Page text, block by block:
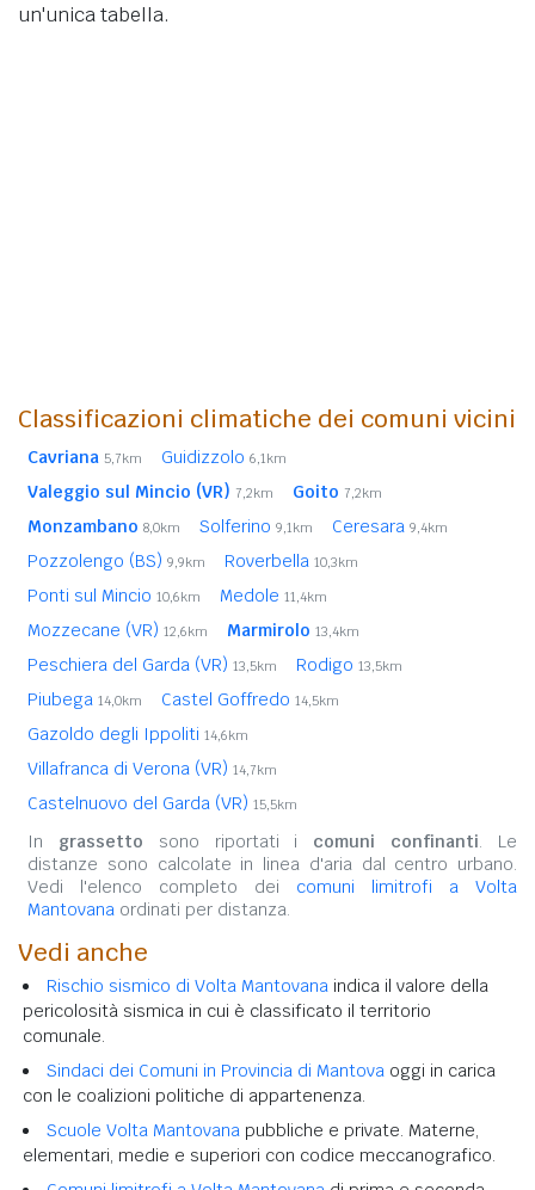
un'unica tabella.
Classificazioni climatiche dei comuni vicini
Cavriana 5,7km Guidizzolo 6,1km
Valeggio sul Mincio (VR) 7,2km Goito 7,2km
Monzambano 8,0km Solferino 9,1km Ceresara 9,4km
Pozzolengo (BS) 9,9km Roverbella 10,3km
Ponti sul Mincio 10,6km Medole 11,4km
Mozzecane (VR) 12,6km Marmirolo 13,4km
Peschiera del Garda (VR) 13,5km Rodigo 13,5km
Piubega 14,0km Castel Goffredo 14,5km
Gazoldo degli Ippoliti 14,6km
Villafranca di Verona (VR) 14,7km
Castelnuovo del Garda (VR) 15,5km
In grassetto sono riportati i comuni confinanti. Le
distanze sono calcolate in linea d'aria dal centro urbano.
Vedi l'elenco completo dei comuni limitrofi a Volta
Mantovana ordinati per distanza.
Vedi anche
Rischio sismico di Volta Mantovana indica il valore della
pericolosità sismica in cui è classificato il territorio
comunale.
Sindaci dei Comuni in Provincia di Mantova oggi in carica
con le coalizioni politiche di appartenenza.
Scuole Volta Mantovana pubbliche e private. Materne,
elementari, medie e superiori con codice meccanografico.